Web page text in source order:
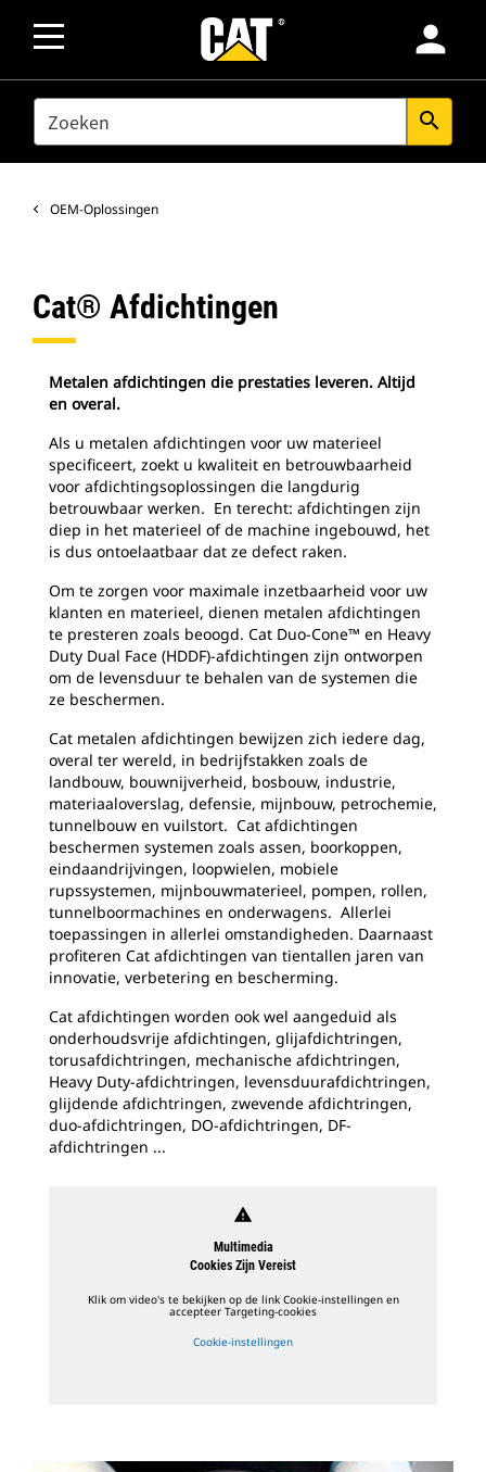
person
SEARCH search
OEM-Oplossingen
Cat® Afdichtingen
Metalen afdichtingen die prestaties leveren. Altijd
en overal.
Als u metalen afdichtingen voor uw materieel
specificeert, zoekt u kwaliteit en betrouwbaarheid
voor afdichtingsoplossingen die langdurig
betrouwbaar werken. En terecht: afdichtingen zijn
diep in het materieel of de machine ingebouwd, het
is dus ontoelaatbaar dat ze defect raken.
Om te zorgen voor maximale inzetbaarheid voor uw
klanten en materieel, dienen metalen afdichtingen
te presteren zoals beoogd. Cat Duo-Cone™ en Heavy
Duty Dual Face (HDDF)-afdichtingen zijn ontworpen
om de levensduur te behalen van de systemen die
ze beschermen.
Cat metalen afdichtingen bewijzen zich iedere dag,
overal ter wereld, in bedrijfstakken zoals de
landbouw, bouwnijverheid, bosbouw, industrie,
materiaaloverslag, defensie, mijnbouw, petrochemie,
tunnelbouw en vuilstort. Cat afdichtingen
beschermen systemen zoals assen, boorkoppen,
eindaandrijvingen, loopwielen, mobiele
rupssystemen, mijnbouwmaterieel, pompen, rollen,
tunnelboormachines en onderwagens. Allerlei
toepassingen in allerlei omstandigheden. Daarnaast
profiteren Cat afdichtingen van tientallen jaren van
innovatie, verbetering en bescherming.
Cat afdichtingen worden ook wel aangeduid als
onderhoudsvrije afdichtingen, glijafdichtringen,
torusafdichtringen, mechanische afdichtringen,
Heavy Duty-afdichtringen, levensduurafdichtringen,
glijdende afdichtringen, zwevende afdichtringen,
duo-afdichtringen, DO-afdichtringen, DF-
afdichtringen ...
warning
Multimedia
Cookies Zijn Vereist
Klik om video's te bekijken op de link Cookie-instellingen en
accepteer Targeting-cookies
Cookie-instellingen